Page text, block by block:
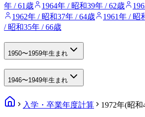
年 / 61歳
1964年 / 昭和39年 / 62歳
1962年 / 昭和37年 / 64歳
1961年 / 昭
/ 昭和35年 / 66歳
1950〜1959年生まれ
1946〜1949年生まれ
入学・卒業年度計算 1972年(昭